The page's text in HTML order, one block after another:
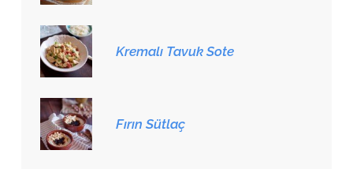
Kremalı Tavuk Sote
Fırın Sütlaç